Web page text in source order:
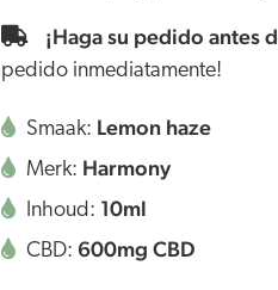
¡Haga su pedido antes
pedido inmediatamente!
Smaak: Lemon haze
Merk: Harmony
Inhoud: 10ml
CBD: 600mg CBD